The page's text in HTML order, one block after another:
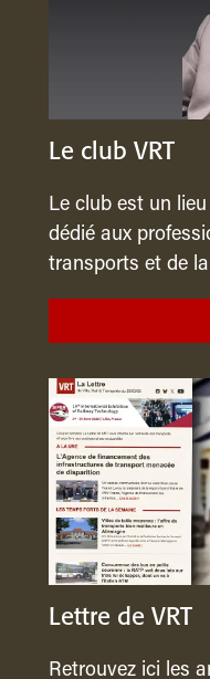
Le club VRT
Le club est un
dédié aux
transports et de
Lettre de VRT
Retrouvez ici les